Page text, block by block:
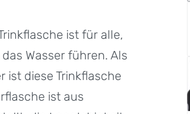
ist für alle,
Wasser führen. Als
ist diese Trinkflasche
ist aus